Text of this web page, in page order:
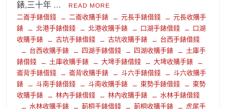
錶,三十年 … READ MORE
二崙手錶借錢 二崙收購手錶 元長手錶借錢
元長收購手
錶
北港手錶借錢 北港收購手錶 口湖手錶借錢
口湖
收購手錶
古坑手錶借錢 古坑收購手錶
台西手錶借錢
台西收購手錶
四湖手錶借錢 四湖收購手錶
土庫手
錶借錢
土庫收購手錶 大埤手錶借錢
大埤收購手錶
崙背手錶借錢
崙背收購手錶 斗六手錶借錢
斗六收購手
錶
斗南手錶借錢 斗南收購手錶 東勢手錶借錢
東勢
收購手錶
林內手錶借錢 林內收購手錶
水林手錶借錢
水林收購手錶
莿桐手錶借錢 莿桐收購手錶 虎尾手